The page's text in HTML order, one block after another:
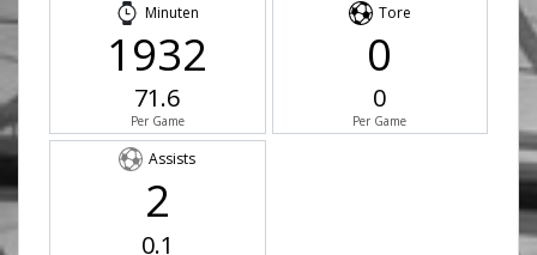
Minuten
1932
71.6
Per Game
Tore
0
0
Per Game
Assists
2
0.1